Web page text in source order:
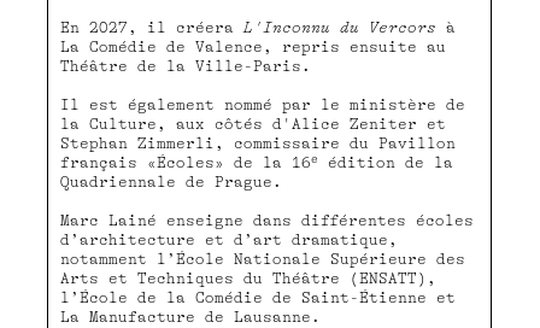
En 2027, il créeraL'Inconnu du Vercors à
La Comédie de Valence, repris ensuite au
Théâtre de la Ville-Paris.
Il est également nommé par le ministère de
la Culture, aux côtés d'Alice Zeniter et
Stephan Zimmerli, commissaire du Pavillon
français «Écoles» de la 16e
édition de la
Quadriennale de Prague.
Marc Lainé enseigne dans différentes écoles
d’architecture et d’art dramatique,
notamment l’École Nationale Supérieure des
Arts et Techniques du Théâtre (ENSATT),
l’École de la Comédie de Saint-Étienne et
La Manufacture de Lausanne.